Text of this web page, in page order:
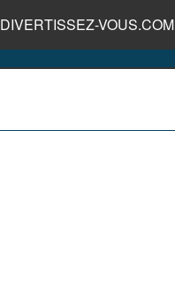
DIVERTISSEZ-VOUS.COM